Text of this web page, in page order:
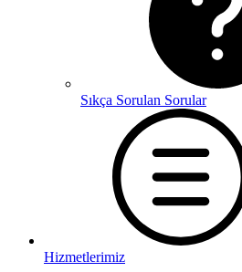
Sıkça Sorulan Sorular
Hizmetlerimiz